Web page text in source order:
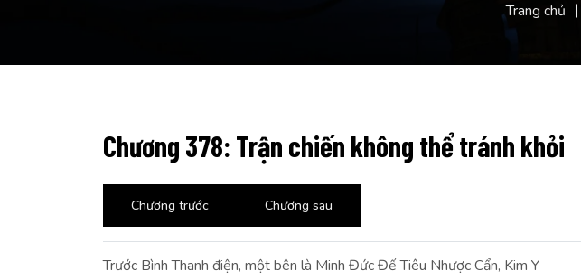
Trang chủ
Chương 378: Trận chiến không thể tránh khỏi
Chương trước Chương sau
Trước Bình Thanh điện, một bên là Minh Đức Đế Tiêu Nhược Cẩn, Kim Y